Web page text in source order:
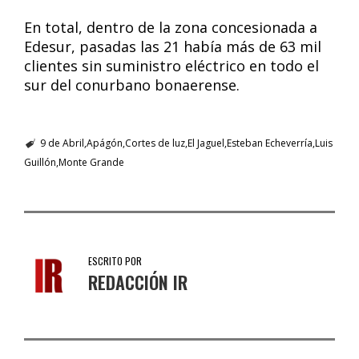
En total, dentro de la zona concesionada a
Edesur, pasadas las 21 había más de 63 mil
clientes sin suministro eléctrico en todo el
sur del conurbano bonaerense.
9 de Abril Apágón Cortes de luzEl Jaguel Esteban Echeverría Luis
Guillón Monte Grande
ESCRITO POR
REDACCIÓN IR